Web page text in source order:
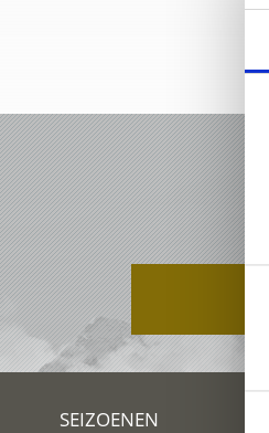
SEIZOENEN